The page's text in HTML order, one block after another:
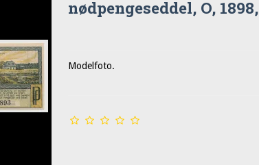
nødpengeseddel, O, 1898,
Modelfoto.